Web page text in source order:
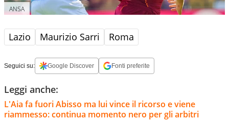
ANSA
Lazio Maurizio Sarri Roma
Seguici su: Google Discover Fonti preferite
Leggi anche:
L'Aia fa fuori Abisso ma lui vince il ricorso e viene
riammesso: continua momento nero per gli arbitri